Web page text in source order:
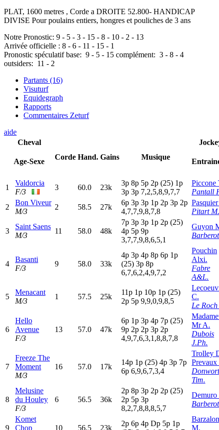
PLAT, 1600 metres , Corde a DROITE 52.800- HANDICAP
DIVISE Pour poulains entiers, hongres et pouliches de 3 ans
Notre Pronostic: 9 - 5 - 3 - 15 - 8 - 10 - 2 - 13
Arrivée officielle : 8 - 6 - 11 - 15 - 1
Pronostic spéculatif base: 9 - 5 - 15 complément: 3 - 8 - 4
outsiders: 11 - 2
Partants (16)
Visuturf
Equidegraph
Rapports
Commentaires Zeturf
aide
Cheval
Age-Sexe
Corde Hand. Gains Musique
1
Valdorcia
F/3
3 60.0 23k
3p 8p 5p 2p (25) 1p
3p 3p 7,2,5,8,9,7,7
Piccone
Pantall
2
Bon Viveur
M/3
2 58.5 27k
6p 3p 3p 1p 2p 3p 2p
4,7,7,9,8,7,8
Pitart M.
3
Saint Saens
M/3
11 58.0 48k
7p 3p 3p 1p 2p (25)
4p 5p 9p
3,7,7,9,8,6,5,1
Guyon
4
Basanti
F/3
9 58.0 33k
4p 3p 4p 8p 6p 1p
(25) 3p 8p
6,7,6,2,4,9,7,2
Pouchin
Alxi.
Fabre
A&L.
5
Menacant
M/3
1 57.5 25k
11p 1p 10p 1p (25)
2p 5p 9,9,0,9,8,5
C.
Le
6
Hello
Avenue
F/3
13 57.0 47k
6p 1p 3p 4p 7p (25)
9p 2p 2p 3p 2p
4,9,7,6,3,1,8,8,7,8
Mr A.
Dubois
J.Ph.
7
Freeze The
Moment
M/3
16 57.0 17k
14p 1p (25) 4p 3p 7p
6p 6,9,6,7,3,4
Trolley
Prevaux
Tim.
8
Melusine
du Houley
F/3
6 56.5 36k
2p 8p 3p 2p 2p (25)
2p 5p 3p
8,2,7,8,8,8,5,7
9
Komet
Chop
10 56.5 23k
2p 6p 4p Dp 5p 1p
M.